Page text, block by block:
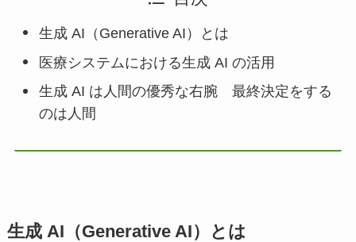
生成 AI（Generative AI）とは
医療システムにおける生成 AI の活用
生成 AI は人間の優秀な右腕 最終決定をする
のは人間
生成 AI（Generative AI）とは